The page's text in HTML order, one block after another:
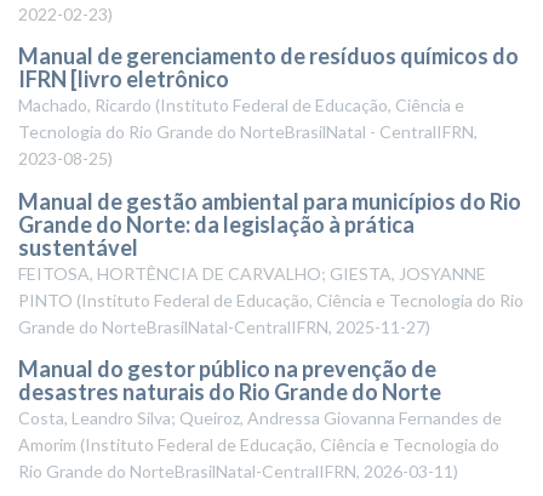
2022-02-23)
Manual de gerenciamento de resíduos químicos do
IFRN [livro eletrônico
Machado, Ricardo (Instituto Federal de Educação, Ciência e
Tecnologia do Rio Grande do NorteBrasilNatal - CentralIFRN,
2023-08-25)
Manual de gestão ambiental para municípios do Rio
Grande do Norte: da legislação à prática
sustentável
FEITOSA, HORTÊNCIA DE CARVALHO; GIESTA, JOSYANNE
PINTO (Instituto Federal de Educação, Ciência e Tecnologia do Rio
Grande do NorteBrasilNatal-CentralIFRN, 2025-11-27)
Manual do gestor público na prevenção de
desastres naturais do Rio Grande do Norte
Costa, Leandro Silva; Queiroz, Andressa Giovanna Fernandes de
Amorim (Instituto Federal de Educação, Ciência e Tecnologia do
Rio Grande do NorteBrasilNatal-CentralIFRN, 2026-03-11)